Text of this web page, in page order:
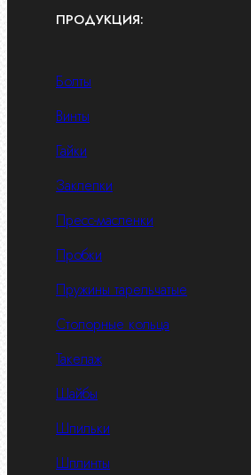
ПРОДУКЦИЯ:
Болты
Винты
Гайки
Заклепки
Пресс-масленки
Пробки
Пружины тарельчатые
Стопорные кольца
Такелаж
Шайбы
Шпильки
Шплинты